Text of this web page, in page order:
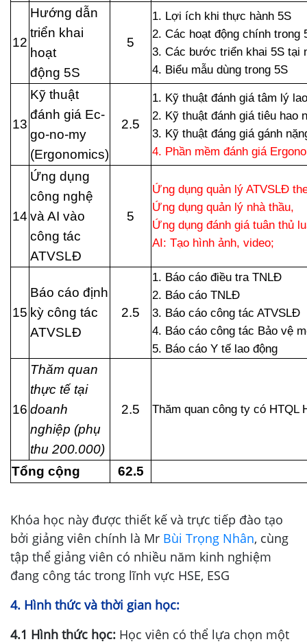
12
Hướng dẫn
triển khai
hoạt
động 5S
5
1. Lợi ích khi thực hành 5S
2. Các hoạt động chính trong
3. Các bước triển khai 5S tại
4. Biểu mẫu dùng trong 5S
13
Kỹ thuật
đánh giá Ec-
go-no-my
(Ergonomics)
2.5
1. Kỹ thuật đánh giá tâm lý
2. Kỹ thuật đánh giá tiêu hao
3. Kỹ thuật đáng giá gánh
4. Phần mềm đánh giá
14
Ứng dụng
công nghệ
và AI vào
công tác
ATVSLĐ
5
Ứng dụng quản lý ATVSLĐ
Ứng dụng quản lý nhà thầu,
Ứng dụng đánh giá tuân thủ
AI: Tạo hình ảnh, video;
15
Báo cáo định
kỳ công tác
ATVSLĐ
2.5
1. Báo cáo điều tra TNLĐ
2. Báo cáo TNLĐ
3. Báo cáo công tác ATVSLĐ
4. Báo cáo công tác Bảo vệ
5. Báo cáo Y tế lao động
16
Thăm quan
thực tế tại
doanh
nghiệp (phụ
thu 200.000)
2.5 Thăm quan công ty có HTQL
Tổng cộng 62.5
Khóa học này được thiết kế và trực tiếp đào tạo
bởi giảng viên chính là Mr Bùi Trọng Nhân, cùng
tập thể giảng viên có nhiều năm kinh nghiệm
đang công tác trong lĩnh vực HSE, ESG
4. Hình thức và thời gian học:
4.1 Hình thức học: Học viên có thể lựa chọn một